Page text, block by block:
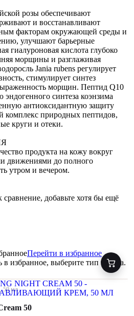
розы обеспечивают
и восстанавливают
факторам окружающей среды и
улучшают барьерные
гиалуроновая кислота глубоко
морщины и разглаживая
Jania rubens регулирует
стимулирует синтез
морщин. Пептид Q10
эндогенного синтеза коэнзима
антиоксидантную защиту
комплекс природных пептидов,
круги и отеки.
продукта на кожу вокруг
движениями до полного
утром и вечером.
добавьте хотя бы ещё
Перейти в избранное
в избранное, выберите тип товара.
50 мл
50